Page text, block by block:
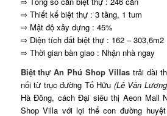
⇨ Thiết kế biệt thự : 3 tầng, 1 tum
⇨ Mật độ xây dựng : 45%
⇨ Diện tích đất biệt thự : 162 – 303,6m2
⇨ Thời gian bàn giao : Nhận nhà ngay
Biệt thự An Phú Shop Villas trải dài
nối từ trục đường Tố Hữu (Lê Văn
Hà Đông, cách Đại siêu thị Aeon Mall
Shop Villa với lợi thế con đường